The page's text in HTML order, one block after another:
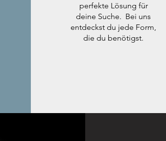
perfekte Lösung für
deine Suche. Bei uns
entdeckst du jede Form,
die du benötigst.